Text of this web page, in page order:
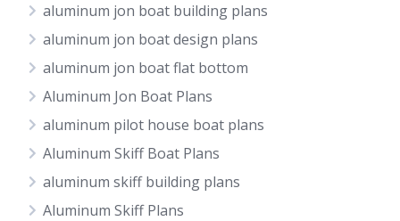
aluminum jon boat building plans
aluminum jon boat design plans
aluminum jon boat flat bottom
Aluminum Jon Boat Plans
aluminum pilot house boat plans
Aluminum Skiff Boat Plans
aluminum skiff building plans
Aluminum Skiff Plans